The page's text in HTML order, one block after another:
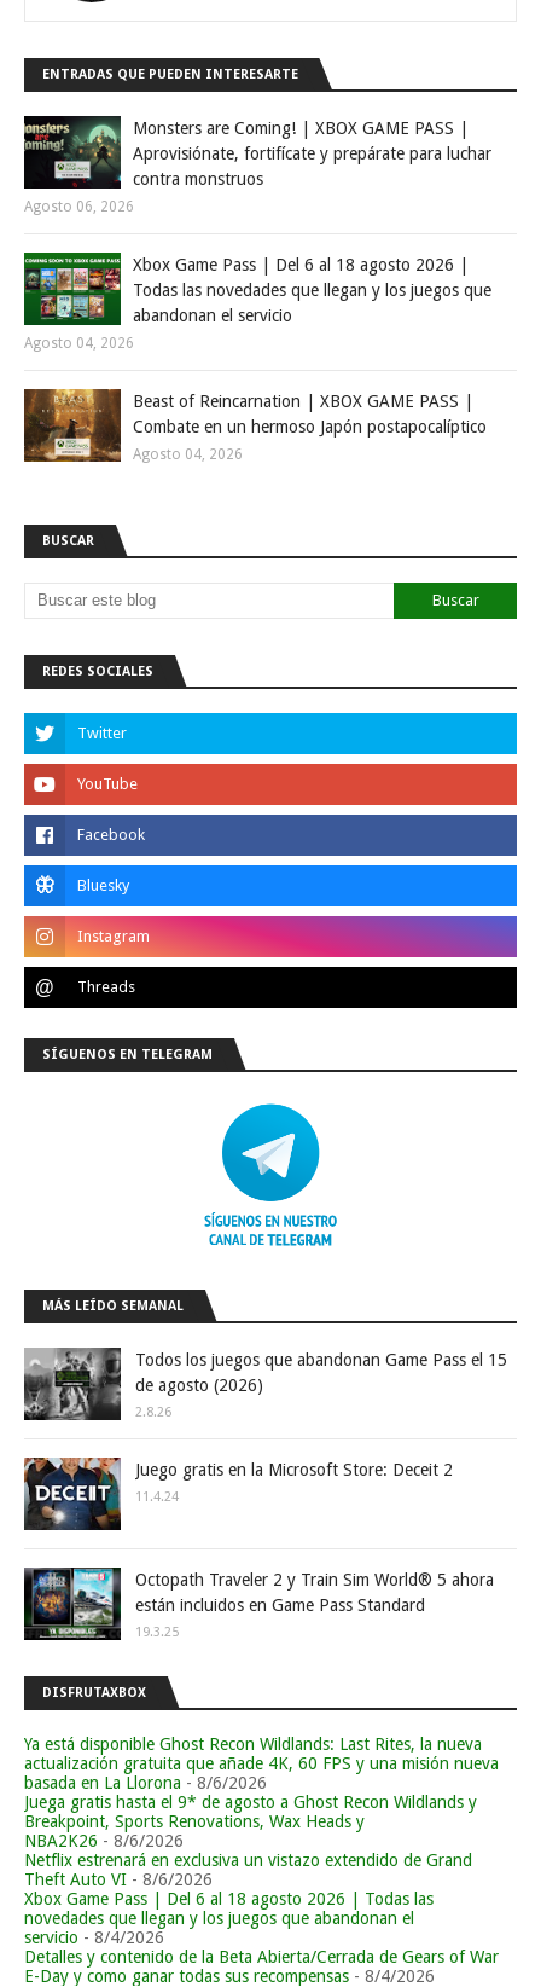
ENTRADAS QUE PUEDEN INTERESARTE
Monsters are Coming! | XBOX GAME PASS |
Aprovisiónate, fortifícate y prepárate para luchar
contra monstruos
Agosto 06, 2026
Xbox Game Pass | Del 6 al 18 agosto 2026 |
Todas las novedades que llegan y los juegos que
abandonan el servicio
Agosto 04, 2026
Beast of Reincarnation | XBOX GAME PASS |
Combate en un hermoso Japón postapocalíptico
Agosto 04, 2026
BUSCAR
REDES SOCIALES
SÍGUENOS EN TELEGRAM
MÁS LEÍDO SEMANAL
Todos los juegos que abandonan Game Pass el 15
de agosto (2026)
2.8.26
Juego gratis en la Microsoft Store: Deceit 2
11.4.24
Octopath Traveler 2 y Train Sim World® 5 ahora
están incluidos en Game Pass Standard
19.3.25
DISFRUTAXBOX
Ya está disponible Ghost Recon Wildlands: Last Rites, la nueva
actualización gratuita que añade 4K, 60 FPS y una misión nueva
basada en La Llorona - 8/6/2026
Juega gratis hasta el 9* de agosto a Ghost Recon Wildlands y
Breakpoint, Sports Renovations, Wax Heads y
NBA2K26 - 8/6/2026
Netflix estrenará en exclusiva un vistazo extendido de Grand
Theft Auto VI - 8/6/2026
Xbox Game Pass | Del 6 al 18 agosto 2026 | Todas las
novedades que llegan y los juegos que abandonan el
servicio - 8/4/2026
Detalles y contenido de la Beta Abierta/Cerrada de Gears of War
E-Day y como ganar todas sus recompensas - 8/4/2026